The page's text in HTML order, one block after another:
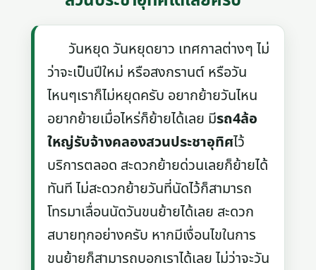
วันหยุด วันหยุดยาว เทศกาลต่างๆ ไม่
ว่าจะเป็นปีใหม่ หรือสงกรานต์ หรือวัน
ไหนๆเราก็ไม่หยุดครับ อยากย้ายวันไหน
อยากย้ายเมื่อไหร่ก็ย้ายได้เลย มีรถ4ล้อ
ใหญ่รับจ้างคลองสวนประชาอุทิศไว้
บริการตลอด สะดวกย้ายด่วนเลยก็ย้ายได้
ทันที ไม่สะดวกย้ายวันที่นัดไว้ก็สามารถ
โทรมาเลื่อนนัดวันขนย้ายได้เลย สะดวก
สบายทุกอย่างครับ หากมีเงื่อนไขในการ
ขนย้ายก็สามารถบอกเราได้เลย ไม่ว่าจะวัน